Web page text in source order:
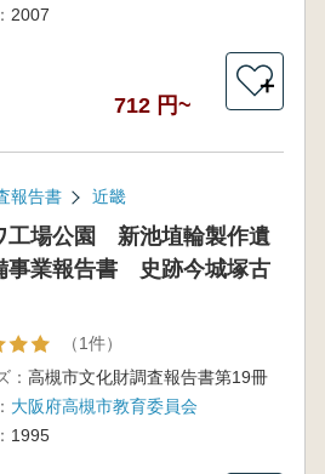
2007
712 円~
＋
報告書 近畿
工場公園 新池埴輪製作遺
事業報告書 史跡今城塚古
（1件）
： 高槻市文化財調査報告書第19冊
大阪府高槻市教育委員会
1995